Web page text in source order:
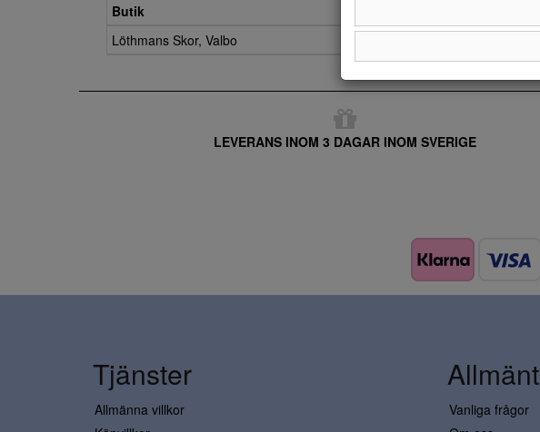
Butik
Löthmans Skor, Valbo
LEVERANS INOM 3 DAGAR INOM SVERIGE
Tjänster
Allmänna villkor
Allmänt
Vanliga frågor